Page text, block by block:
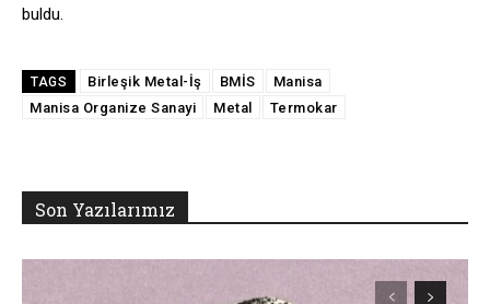
buldu.
TAGS Birleşik Metal-İş BMİS
Manisa
Manisa Organize Sanayi
Metal Termokar
Son Yazılarımız